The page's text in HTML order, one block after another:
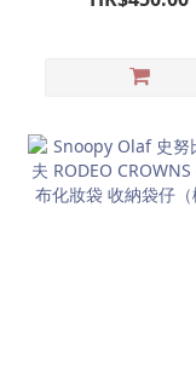
單肩包（米色）